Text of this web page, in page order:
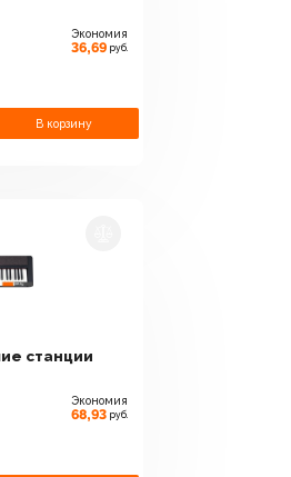
Экономия
36,69 руб.
В корзину
станции
Экономия
68,93 руб.